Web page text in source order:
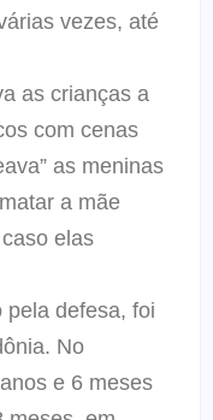
vezes, até
as crianças a
com cenas
as meninas
a mãe
elas
pela defesa, foi
No
e 6 meses